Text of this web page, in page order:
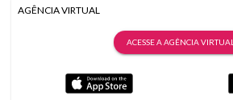
AGÊNCIA VIRTUAL
ACESSE A AGÊNCIA VIRTUAL